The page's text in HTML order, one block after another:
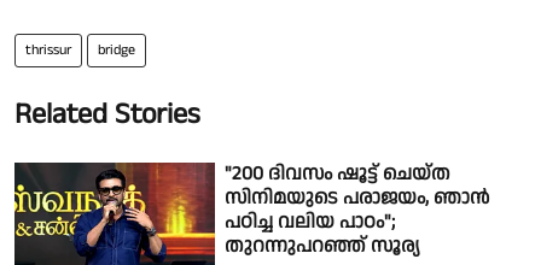
thrissur bridge
Related Stories
"200 ദിവസം ഷൂട്ട് ചെയ്ത
സിനിമയുടെ പരാജയം, ഞാൻ
പഠിച്ച വലിയ പാഠം";
തുറന്നുപറഞ്ഞ് സൂര്യ